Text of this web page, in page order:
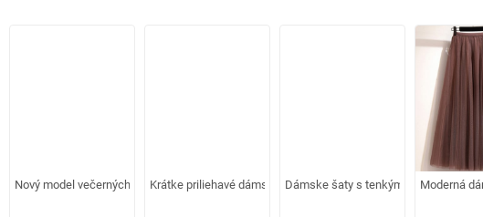
pásom v troch farbách
Nový model večerných šiat s rozparkom a výstrihom do V
Krátke priliehavé dámske šaty so zaväzovaním
Dámske šaty s tenkými ramienkami
Moderná